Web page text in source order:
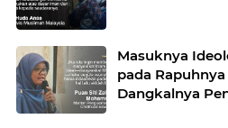
Masuknya
pada
Dangkalnya